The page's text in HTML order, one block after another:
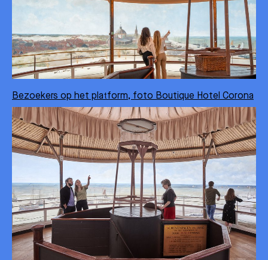
Bezoekers op het platform, foto Boutique Hotel Corona